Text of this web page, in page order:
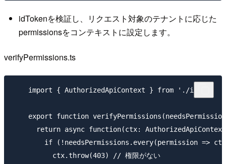
idTokenを検証し、リクエスト対象のテナントに応じた
permissionsをコンテキストに設定します。
verifyPermissions.ts
    import { AuthorizedApiContext } from './index'
export function
return async function(ctx:
if (!needsPermissions.every(permission =>
          ctx.throw(403) // 権限がない